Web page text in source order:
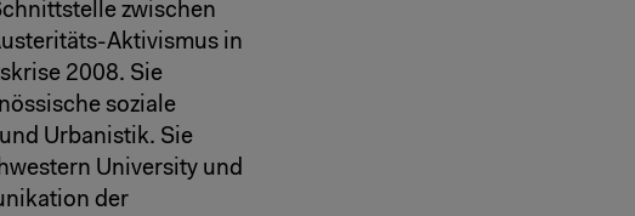
zwischen
Aktivismus in
2008. Sie
soziale
Urbanistik. Sie
University und
der